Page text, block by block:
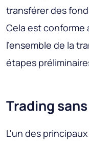
transférer des
Cela est conforme
l'ensemble de la
étapes
Trading
L'un des